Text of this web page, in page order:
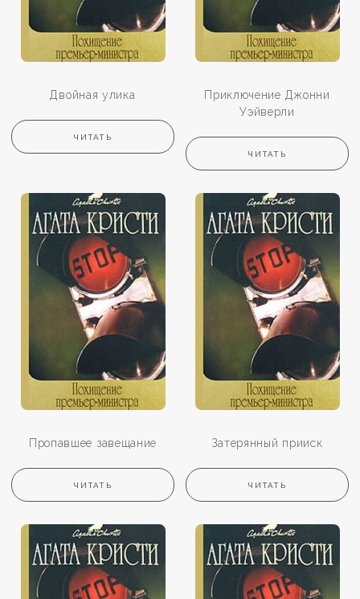
Двойная улика
ЧИТАТЬ
Приключение Джонни
Уэйверли
ЧИТАТЬ
Пропавшее завещание
ЧИТАТЬ
Затерянный прииск
ЧИТАТЬ